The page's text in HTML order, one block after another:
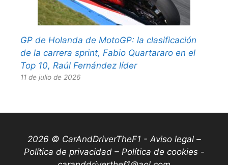
GP de Holanda de MotoGP: la clasificación
de la carrera sprint, Fabio Quartararo en el
Top 10, Raúl Fernández líder
11 de julio de 2026
2026 © CarAndDriverTheF1 -Aviso legal –
Política de privacidad – Política de cookies-